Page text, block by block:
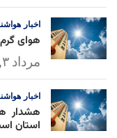
p
اخبار
هوای
مرداد ۳, ۱۴۰۵
اخبار
استان